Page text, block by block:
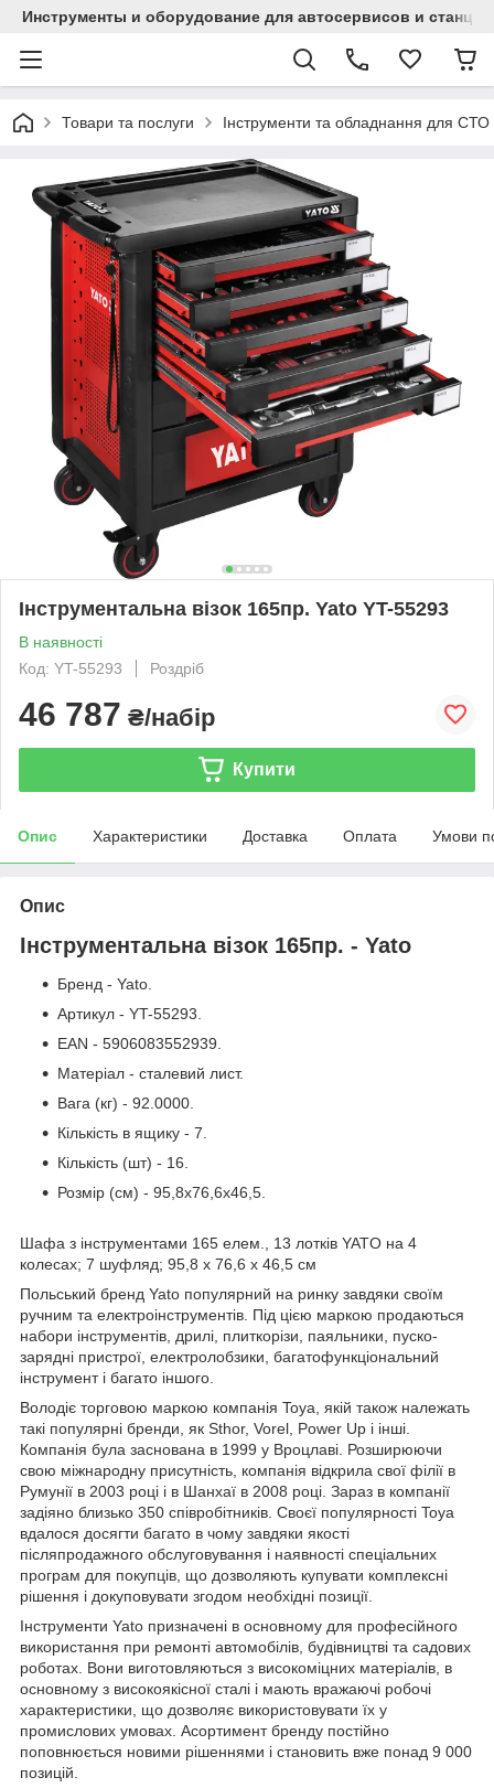
Инструменты и оборудование для автосервисов и
Товари та послуги Інструменти та обладнання для СТО
Інструментальна візок 165пр. Yato YT-55293
В наявності
Код: YT-55293
Роздріб
46 787 ₴/набір
Купити
Опис Характеристики Доставка Оплата Умови
Опис
Інструментальна візок 165пр. - Yato
Бренд - Yato.
Артикул - YT-55293.
EAN - 5906083552939.
Матеріал - сталевий лист.
Вага (кг) - 92.0000.
Кількість в ящику - 7.
Кількість (шт) - 16.
Розмір (см) - 95,8x76,6x46,5.
Шафа з інструментами 165 елем., 13 лотків YATO на 4
колесах; 7 шуфляд; 95,8 х 76,6 х 46,5 см
Польський бренд Yato популярний на ринку завдяки своїм
ручним та електроінструментів. Під цією маркою продаються
набори інструментів, дрилі, плиткорізи, паяльники, пуско-
зарядні пристрої, електролобзики, багатофункціональний
інструмент і багато іншого.
Володіє торговою маркою компанія Toya, якій також належать
такі популярні бренди, як Sthor, Vorel, Power Up і інші.
Компанія була заснована в 1999 у Вроцлаві. Розширюючи
свою міжнародну присутність, компанія відкрила свої філії в
Румунії в 2003 році і в Шанхаї в 2008 році. Зараз в компанії
задіяно близько 350 співробітників. Своєї популярності Toya
вдалося досягти багато в чому завдяки якості
післяпродажного обслуговування і наявності спеціальних
програм для покупців, що дозволяють купувати комплексні
рішення і докуповувати згодом необхідні позиції.
Інструменти Yato призначені в основному для професійного
використання при ремонті автомобілів, будівництві та садових
роботах. Вони виготовляються з високоміцних матеріалів, в
основному з високоякісної сталі і мають вражаючі робочі
характеристики, що дозволяє використовувати їх у
промислових умовах. Асортимент бренду постійно
поповнюється новими рішеннями і становить вже понад 9 000
позицій.